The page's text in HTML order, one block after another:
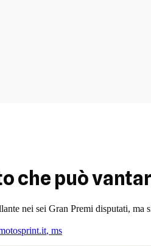
che può
nei sei Gran Premi disputati,
, ms